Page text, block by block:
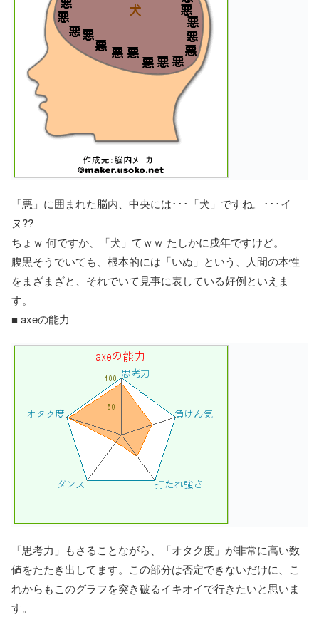
「悪」に囲まれた脳内、中央には･･･「犬」ですね。･･･イ
ヌ??
ちょｗ 何ですか、「犬」てｗｗ たしかに戌年ですけど。
腹黒そうでいても、根本的には「いぬ」という、人間の本性
をまざまざと、それでいて見事に表している好例といえま
す。
■ axeの能力
「思考力」もさることながら、「オタク度」が非常に高い数
値をたたき出してます。この部分は否定できないだけに、こ
れからもこのグラフを突き破るイキオイで行きたいと思いま
す。